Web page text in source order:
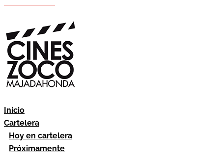
Inicio
Cartelera
Hoy en cartelera
Próximamente